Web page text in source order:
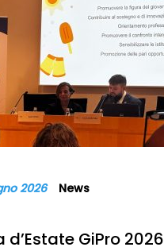
2026 News
d’Estate GiPro